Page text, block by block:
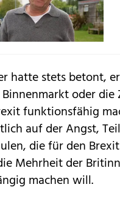
hatte stets betont,
oder
funktionsfähig
auf der Angst,
die für den
Mehrheit der
machen will.